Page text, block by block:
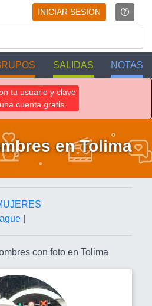
INICIAR SESION
SALIDAS NOTAS
tu usuario y clave
cuenta gratis.
en Tolima
con foto en Tolima